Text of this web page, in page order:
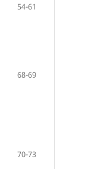
54-61
68-69
70-73